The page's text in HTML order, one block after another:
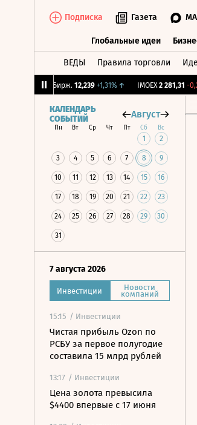
Подписка Газета
Глобальные идеи
ВЕДЫ Правила торговли
CNY Бирж. 12,239 +1,31%↑ IMOEX 2 281,31 -
КАЛЕНДАРЬ
СОБЫТИЙ
Август
Пн Вт Ср Чт Пт Сб Вс
1 2
3 4 5 6 7 8 9
10 11 12 13 14 15 16
17 18 19 20 21 22 23
24 25 26 27 28 29 30
31
7 августа 2026
Инвестиции Новости
компаний
15:15 / Инвестиции
Чистая прибыль Ozon по
РСБУ за первое полугодие
составила 15 млрд рублей
13:17 / Инвестиции
Цена золота превысила
$4400 впервые с 17 июня